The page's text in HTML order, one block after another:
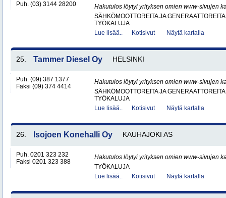
Puh. (03) 3144 28200
Hakutulos löytyi yrityksen omien www-sivujen
SÄHKÖMOOTTOREITA JA GENERAATTOREITA
TYÖKALUJA
Lue lisää..
Kotisivut Näytä kartalla
25. Tammer Diesel Oy HELSINKI
Puh. (09) 387 1377
Faksi (09) 374 4414
Hakutulos löytyi yrityksen omien www-sivujen
SÄHKÖMOOTTOREITA JA GENERAATTOREITA
TYÖKALUJA
Lue lisää..
Kotisivut Näytä kartalla
26. Isojoen Konehalli Oy KAUHAJOKI AS
Puh. 0201 323 232
Faksi 0201 323 388
Hakutulos löytyi yrityksen omien www-sivujen
TYÖKALUJA
Lue lisää..
Kotisivut Näytä kartalla